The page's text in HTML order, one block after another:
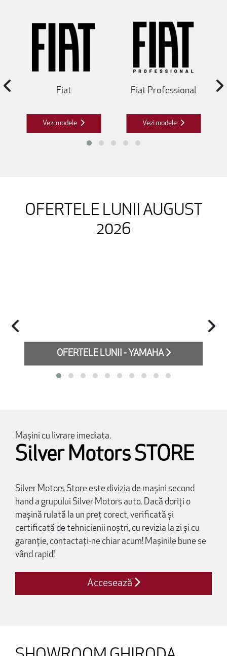
Fiat
Vezi modele
Fiat Professional
Vezi modele
OFERTELE LUNII AUGUST
2026
OFERTELE LUNII - YAMAHA
Mașini cu livrare imediata.
Silver Motors STORE
Silver Motors Store este divizia de mașini second
hand a grupului Silver Motors auto. Dacă doriți o
mașină rulată la un preț corect, verificată și
certificată de tehnicienii noștri, cu revizia la zi și cu
garanție, contactați-ne chiar acum! Mașinile bune se
vând rapid!
Accesează